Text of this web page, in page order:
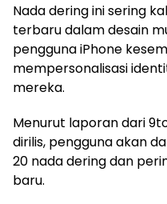
Nada dering ini sering
terbaru dalam desain
pengguna iPhone
mempersonalisasi
mereka.
Menurut laporan dari
dirilis, pengguna akan
20 nada dering dan
baru.